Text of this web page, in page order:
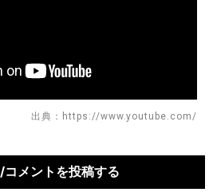
出典：https://www.youtube.com/
コメントを投稿する